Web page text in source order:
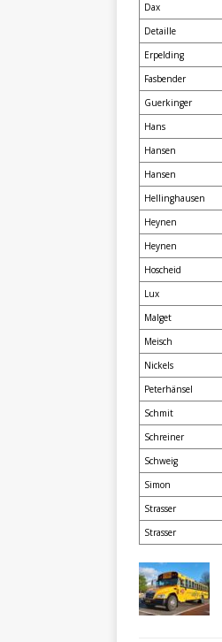
Dax
Detaille
Erpelding
Fasbender
Guerkinger
Hans
Hansen
Hansen
Hellinghausen
Heynen
Heynen
Hoscheid
Lux
Malget
Meisch
Nickels
Peterhänsel
Schmit
Schreiner
Schweig
Simon
Strasser
Strasser